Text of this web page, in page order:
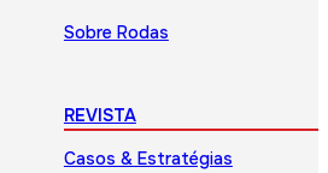
Sobre Rodas
REVISTA
Casos & Estratégias